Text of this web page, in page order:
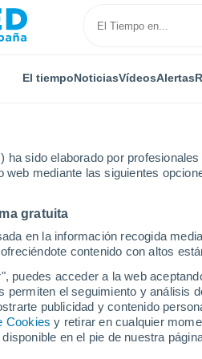
ha sido elaborado por
mediante las siguientes
gratuita
en la información recogida
contenido con altos
puedes acceder a la web
permiten el seguimiento y análisis
publicidad y contenido
Cookies y retirar en cualquier
en el pie de nuestra
El tiempoNoticiasVídeosAlertas
Kulmbach
Kulmbach